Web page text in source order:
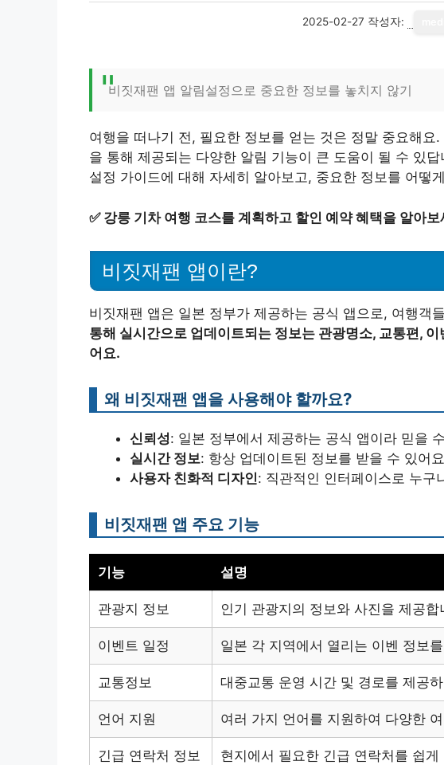
2025-02-27 작성자:
비짓재팬 앱 알림설정으로 중요한 정보를 놓치지 않기
여행을 떠나기 전, 필요한 정보를 얻는 것은 정말 중요해요
을 통해 제공되는 다양한 알림 기능이 큰 도움이 될 수 있
설정 가이드에 대해 자세히 알아보고, 중요한 정보를 어떻
✅ 강릉 기차 여행 코스를 계획하고 할인 예약 혜택을 알아보
비짓재팬 앱이란?
비짓재팬 앱은 일본 정부가 제공하는 공식 앱으로, 여행객
통해 실시간으로 업데이트되는 정보는 관광명소, 교통편,
어요.
왜 비짓재팬 앱을 사용해야 할까요?
신뢰성: 일본 정부에서 제공하는 공식 앱이라 믿을
실시간 정보: 항상 업데이트된 정보를 받을 수 있어
사용자 친화적 디자인: 직관적인 인터페이스로 누구
비짓재팬 앱 주요 기능
기능 설명
관광지 정보 인기 관광지의 정보와 사진을 제공합
이벤트 일정 일본 각 지역에서 열리는 이벤 정보
교통정보 대중교통 운영 시간 및 경로를 제공
언어 지원 여러 가지 언어를 지원하여 다양한
긴급 연락처 정보 현지에서 필요한 긴급 연락처를 쉽